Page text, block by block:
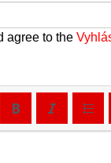
agree to the